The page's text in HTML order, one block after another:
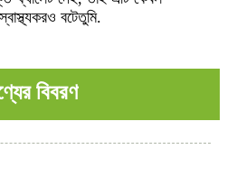
বটেতুমি.
বিবরণ